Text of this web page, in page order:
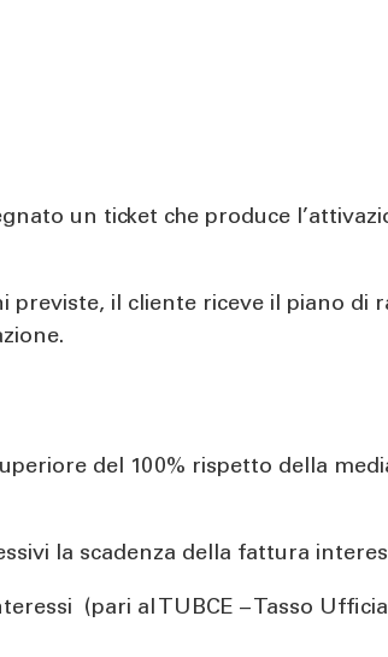
un ticket che produce
il cliente riceve il piano di
del 100% rispetto della
la scadenza della fattura
(pari al TUBCE – Tasso